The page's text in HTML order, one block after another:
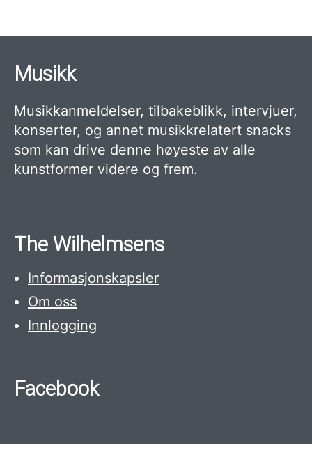
Musikk
Musikkanmeldelser, tilbakeblikk, intervjuer,
konserter, og annet musikkrelatert snacks
som kan drive denne høyeste av alle
kunstformer videre og frem.
The Wilhelmsens
Informasjonskapsler
Om oss
Innlogging
Facebook